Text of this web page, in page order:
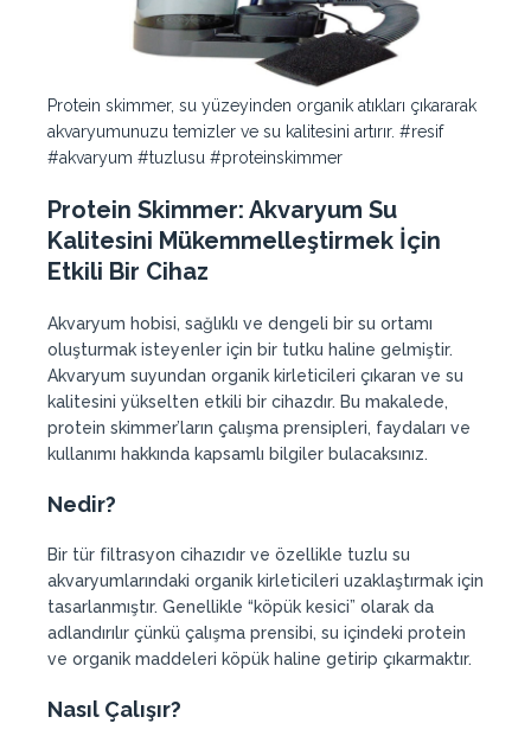
Protein skimmer, su yüzeyinden organik atıkları çıkararak
akvaryumunuzu temizler ve su kalitesini artırır. #resif
#akvaryum #tuzlusu #proteinskimmer
Protein Skimmer: Akvaryum Su
Kalitesini Mükemmelleştirmek İçin
Etkili Bir Cihaz
Akvaryum hobisi, sağlıklı ve dengeli bir su ortamı
oluşturmak isteyenler için bir tutku haline gelmiştir.
Akvaryum suyundan organik kirleticileri çıkaran ve su
kalitesini yükselten etkili bir cihazdır. Bu makalede,
protein skimmer’ların çalışma prensipleri, faydaları ve
kullanımı hakkında kapsamlı bilgiler bulacaksınız.
Nedir?
Bir tür filtrasyon cihazıdır ve özellikle tuzlu su
akvaryumlarındaki organik kirleticileri uzaklaştırmak için
tasarlanmıştır. Genellikle “köpük kesici” olarak da
adlandırılır çünkü çalışma prensibi, su içindeki protein
ve organik maddeleri köpük haline getirip çıkarmaktır.
Nasıl Çalışır?